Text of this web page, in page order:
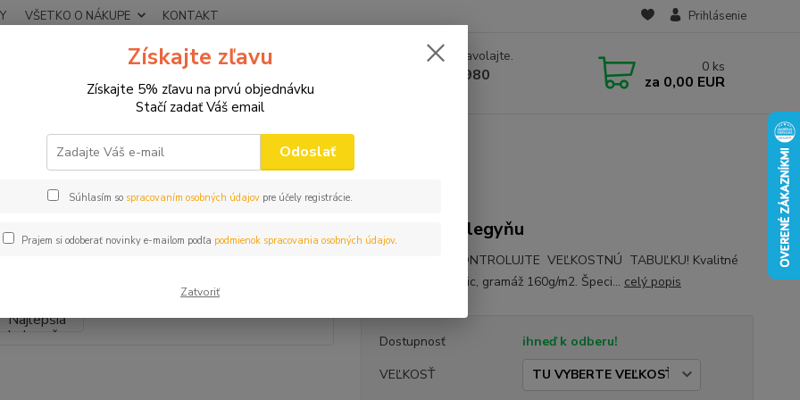
VŠETKO O NÁKUPE KONTAKT Prihlásenie
Neviete si rady? Zavolajte.
+421 910 582 980 0 ks
za 0,00 EUR
VTIPNÉ TRIČKÁ DÁMSKE Dámske tričko Najlepšia kolegyňa
tričko Najlepšia kolegyňa
Tričko pre kolegyňu
POZORNE SI SKONTROLUJTE VEĽKOSTNÚ TABUĽKU! Kvalitné
tričko zn.Adler Basic, gramáž 160g/m2. Špeci... celý popis
Dostupnosť
ihneď k odberu!
VEĽKOSŤ
Získajte zľavu
Získajte 5% zľavu na prvú objednávku
Stačí zadať Váš email
Odoslať
Súhlasím so spracovaním osobných údajov pre účely registrácie.
Prajem si odoberať novinky e-mailom podľa podmienok spracovania osobných údajov.
Zatvoriť